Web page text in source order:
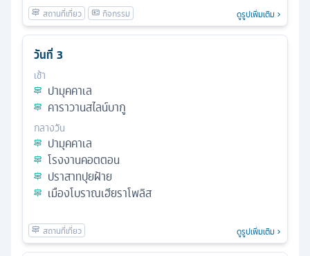
ดูรูปเพิ่มเติม
วันที่ 3
เช้า
ปามุคคาเล
คาราวานสไลน์บากู
กลางวัน
ปามุคคาเล
โรงงานคอตตอน
ปราสาทปุยฝ้าย
เมืองโบราณเฮียราโพลิส
ดูรูปเพิ่มเติม